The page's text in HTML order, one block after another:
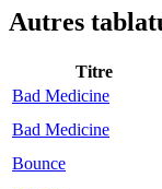
Autres
Titre
Bad Medicine
Bad Medicine
Bounce